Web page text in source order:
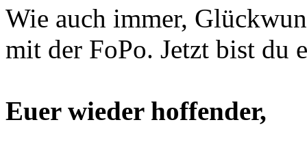
Wie auch immer,
mit der FoPo. Jetzt bist du
Euer wieder hoffender,